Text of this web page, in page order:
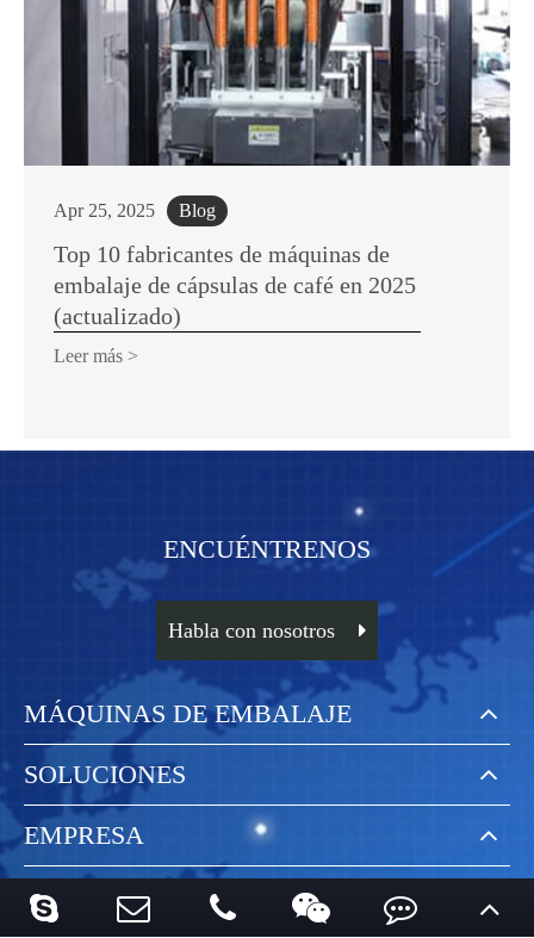
Apr 25, 2025 Blog
Top 10 fabricantes de máquinas de
embalaje de cápsulas de café en 2025
(actualizado)
Leer más >
ENCUÉNTRENOS
Habla con nosotros
MÁQUINAS DE EMBALAJE
SOLUCIONES
EMPRESA
ENLACES RÁPIDOS